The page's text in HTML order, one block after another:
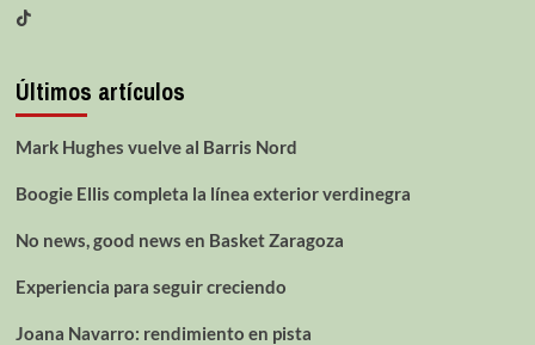
Últimos artículos
Mark Hughes vuelve al Barris Nord
Boogie Ellis completa la línea exterior verdinegra
No news, good news en Basket Zaragoza
Experiencia para seguir creciendo
Joana Navarro: rendimiento en pista